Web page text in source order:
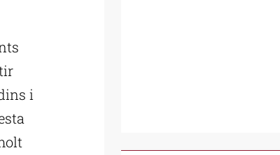
i